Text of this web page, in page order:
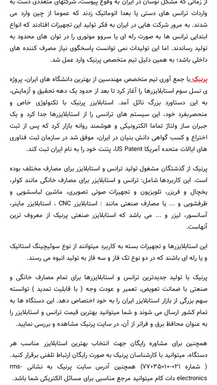
بانک، بیمه و سرمایه
مسکن و ساختمان
جستجو
واردات ترانس های دستی یا بعدا اتوماتیک زدند که عموما از چین وارد می
شدند. به مرور شرکت هایی در ایران به فکر تولید این تجهیزات افتادند که انواع
ابتدایی ترانس ها به صورت رله ای یا سروو موتوری را در توان های محدود به
تولید رساندند. اما این تولیدات نمی توانست پاسخگوی نیاز مصرف کننده های
داخلی باشد؛ به همین دلیل تیم متخصص پرنیک وارد عمل شد.
پرنیکبا جمع آوری تیم متخصص مهندسین از بهترین دانشگاه های ایران، پروژه
ی نسل سوم استابلایزرها را آغاز کرد تا بعد از حدود یک دهه تحقیق و آزمایش،
به این دستاورد بزرگ نائل آمد. استابلایزر پرنیک با تکنولوژی خاص و
منحصربفرد خود، این سیستم های ترانسی را از استابلایزرها جدا کرد و یک
جبران ساز ولتاژ تماما الکترونیکی و هوشمند روانه بازار کرد که پس از ثبت
اختراع و کسب گواهی دانش بنیان در ایران، موفق شد در سازمان ثبت فناوری
های ایالات متحده آمریکا US Patent، پتنت خود را به نام ایران ثبت کند.
پرنیک از گذشتگان مشغول تولید ترانس و استابلایزر برای مصارف مختلف بوده
است. این کاربردها شامل: ترانس و استابلایزر برای مصارف خانگی مانند کولر،
یخچال و فریزر، تلویزیون و تجهیزات صوتی تصویری، ماشین لباسشویی و
ظرفشویی و ... یا مصارف صنعتی مانند : استابلایزر CNC ، استابلایزر ماینر،
آسانسور، لیزر و ... می باشد که استابلایزر صنعتی پرنیک از معروف ترین
آنهاست.
این استابلایزرها و تجهیزات بسته به کاربرد میتوانند از نوع سوئیچینگ استاتیک
و یا رله ای باشند که در دو نوع تک فاز و سه فاز به تولید انبوه می رسند.
پرنیک با تولید جدیدترین ترانس و استابلایزرها برای تمام مصارف خانگی و
صنعتی با ضمانت تعویض، تعمیر و عودت وجه ( با قابلیت تمدید ) توانسته
سهم بزرگی از بازار استابلایزر ایران را به خود اختصاص دهد. این دستگاه ها به
تمام کشور ارسال می شوند و شما میتوانید بهترین قیمت ترانس و استابلایزر را
به عنوان محافظ برق و فراتر از آن، در سایت پرنیک مشاهده و بررسی نمایید.
همچنین برای مشاوره رایگان جهت انتخاب بهترین استابلایزر مناسب هر
دستگاه، میتوانید با کارشناسان پرنیک به صورت رایگان ارتباط تلفنی برقرار کنید.
( شماره 021-77035010) همچنین آدرس سایت پرنیک به نشانی rms-
electronics دات کام میتوانید مرجع مناسبی برای مسائل الکتریکی شما باشد.